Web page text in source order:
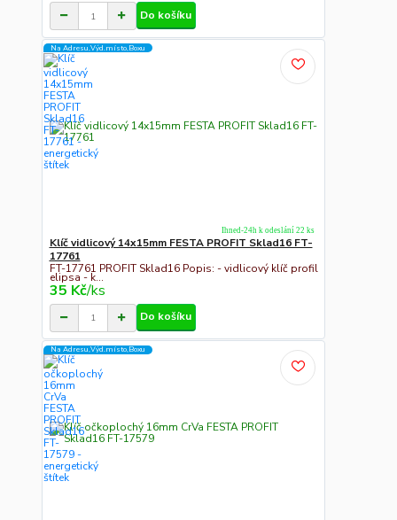
Do košíku
Na Adresu,Výd.místo,Boxu
Klíč vidlicový 14x15mm FESTA PROFIT Sklad16 FT-
17761
FT-17761 PROFIT Sklad16 Popis: - vidlicový klíč profil
elipsa - k...
35 Kč/ks
Ihned-24h k odeslání 22 ks
Do košíku
Na Adresu,Výd.místo,Boxu